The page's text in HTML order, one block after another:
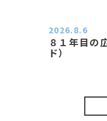
８１年目の
ド）
2026.8.6